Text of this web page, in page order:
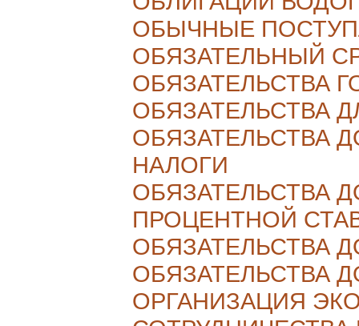
ОБЫЧНЫЕ
ОБЯЗАТЕЛЬНЫЙ
ОБЯЗАТЕЛЬСТВА
ОБЯЗАТЕЛЬСТВА
ОБЯЗАТЕЛЬСТВА
НАЛОГИ
ОБЯЗАТЕЛЬСТВА
ПРОЦЕНТНОЙ
ОБЯЗАТЕЛЬСТВА
ОБЯЗАТЕЛЬСТВА
ОРГАНИЗАЦИЯ